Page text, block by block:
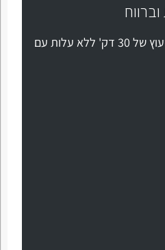
צרו קשר לתיאום שיחת ייעוץ של 30 דק' ללא עלות עם